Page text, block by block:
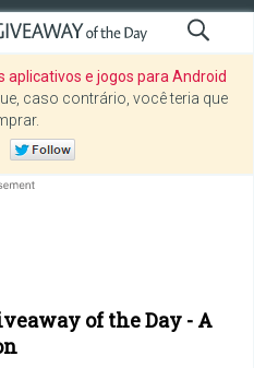
aplicativos e jogos para Android
caso contrário, você teria que
of the Day - A